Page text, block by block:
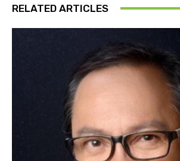
RELATED ARTICLES